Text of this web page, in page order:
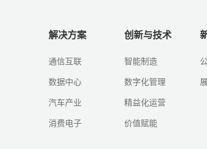
解决方案
通信互联
数据中心
汽车产业
消费电子
创新与技术
智能制造
数字化管理
精益化运营
价值赋能